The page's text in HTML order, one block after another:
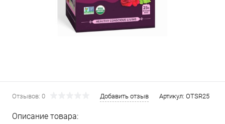
Отзывов: 0 Добавить отзыв Артикул: OTSR25
Описание товара: